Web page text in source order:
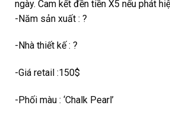
ngày. Cam kết đền tiền X5 nếu phát
-Năm sản xuất : ?
-Nhà thiết kế : ?
-Giá retail :150$
-Phối màu : ‘Chalk Pearl’